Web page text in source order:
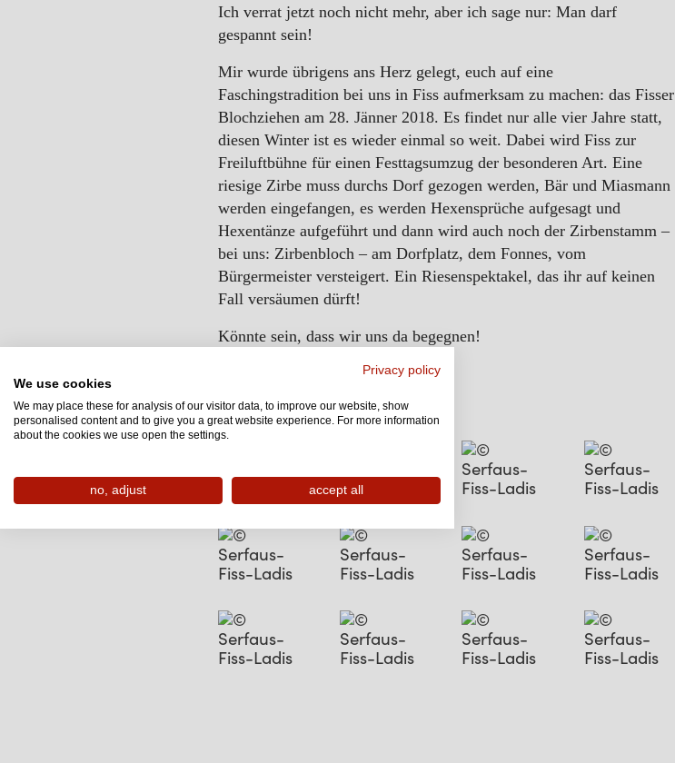
Ich verrat jetzt noch nicht mehr, aber ich sage nur: Man darf
gespannt sein!
Mir wurde übrigens ans Herz gelegt, euch auf eine
Faschingstradition bei uns in Fiss aufmerksam zu machen: das Fisser
Blochziehen am 28. Jänner 2018. Es findet nur alle vier Jahre statt,
diesen Winter ist es wieder einmal so weit. Dabei wird Fiss zur
Freiluftbühne für einen Festtagsumzug der besonderen Art. Eine
riesige Zirbe muss durchs Dorf gezogen werden, Bär und Miasmann
werden eingefangen, es werden Hexensprüche aufgesagt und
Hexentänze aufgeführt und dann wird auch noch der Zirbenstamm –
bei uns: Zirbenbloch – am Dorfplatz, dem Fonnes, vom
Bürgermeister versteigert. Ein Riesenspektakel, das ihr auf keinen
Fall versäumen dürft!
Könnte sein, dass wir uns da begegnen!
Privacy policy
We use cookies
We may place these for analysis of our visitor data, to improve our website, show
personalised content and to give you a great website experience. For more information
about the cookies we use open the settings.
no, adjust accept all